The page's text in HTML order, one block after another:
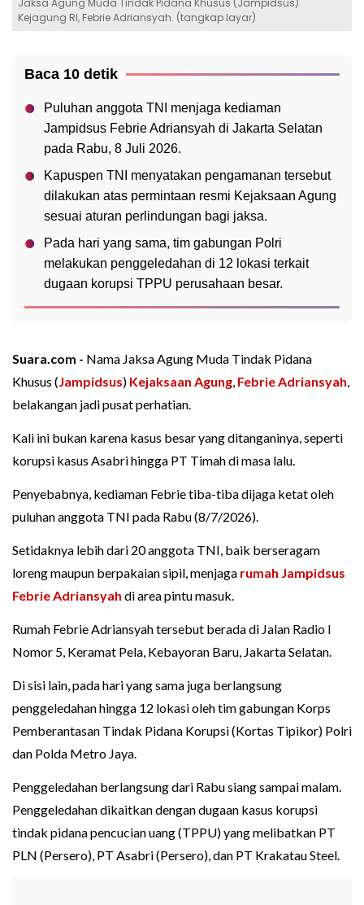
Jaksa Agung Muda Tindak Pidana Khusus (Jampidsus)
Kejagung RI, Febrie Adriansyah. (tangkap layar)
Baca 10 detik
Puluhan anggota TNI menjaga kediaman
Jampidsus Febrie Adriansyah di Jakarta Selatan
pada Rabu, 8 Juli 2026.
Kapuspen TNI menyatakan pengamanan tersebut
dilakukan atas permintaan resmi Kejaksaan Agung
sesuai aturan perlindungan bagi jaksa.
Pada hari yang sama, tim gabungan Polri
melakukan penggeledahan di 12 lokasi terkait
dugaan korupsi TPPU perusahaan besar.
Suara.com - Nama Jaksa Agung Muda Tindak Pidana
Khusus (Jampidsus) Kejaksaan Agung, Febrie Adriansyah,
belakangan jadi pusat perhatian.
Kali ini bukan karena kasus besar yang ditanganinya, seperti
korupsi kasus Asabri hingga PT Timah di masa lalu.
Penyebabnya, kediaman Febrie tiba-tiba dijaga ketat oleh
puluhan anggota TNI pada Rabu (8/7/2026).
Setidaknya lebih dari 20 anggota TNI, baik berseragam
loreng maupun berpakaian sipil, menjaga rumah Jampidsus
Febrie Adriansyah di area pintu masuk.
Rumah Febrie Adriansyah tersebut berada di Jalan Radio I
Nomor 5, Keramat Pela, Kebayoran Baru, Jakarta Selatan.
Di sisi lain, pada hari yang sama juga berlangsung
penggeledahan hingga 12 lokasi oleh tim gabungan Korps
Pemberantasan Tindak Pidana Korupsi (Kortas Tipikor) Polri
dan Polda Metro Jaya.
Penggeledahan berlangsung dari Rabu siang sampai malam.
Penggeledahan dikaitkan dengan dugaan kasus korupsi
tindak pidana pencucian uang (TPPU) yang melibatkan PT
PLN (Persero), PT Asabri (Persero), dan PT Krakatau Steel.